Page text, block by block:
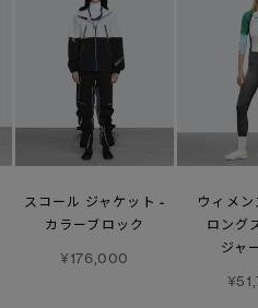
スコール ジャケット -
カラーブロック
¥176,000
ウィメン
ロング
ジャ